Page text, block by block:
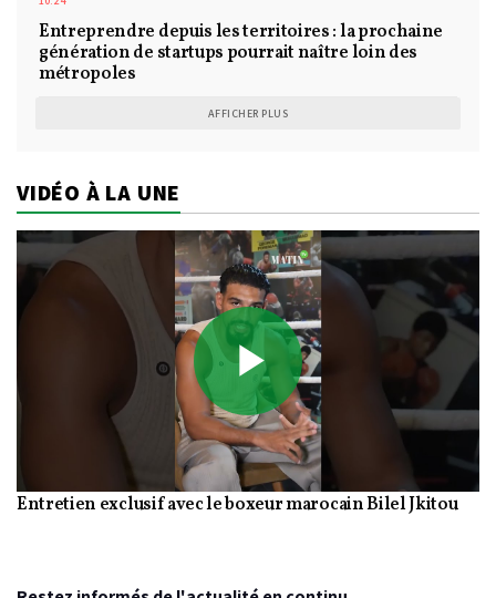
Entreprendre depuis les territoires : la prochaine
génération de startups pourrait naître loin des
métropoles
AFFICHER PLUS
VIDÉO À LA UNE
Play
Video
Entretien exclusif avec le boxeur marocain Bilel Jkitou